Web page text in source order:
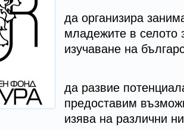
да организира
младежите в селото
изучаване на
да развие
предоставим
изява на различни